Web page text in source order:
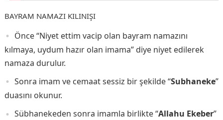
BAYRAM NAMAZI KILINIŞI
Önce “Niyet ettim vacip olan bayram namazını
kılmaya, uydum hazır olan imama” diye niyet edilerek
namaza durulur.
Sonra imam ve cemaat sessiz bir şekilde “Subhaneke”
duasını okunur.
Sübhanekeden sonra imamla birlikte “Allahu Ekeber”